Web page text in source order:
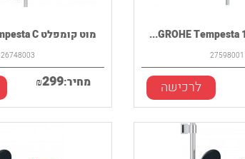
מוט קומפלט GROHE Tempesta C...
26748003
מחיר: ₪299
27598001
לרכישה